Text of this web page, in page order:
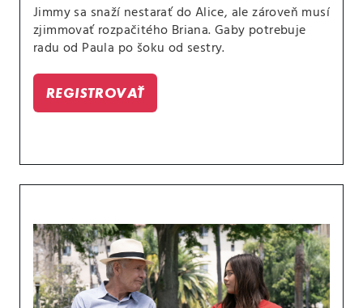
Jimmy sa snaží nestarať do Alice, ale zároveň musí
zjimmovať rozpačitého Briana. Gaby potrebuje
radu od Paula po šoku od sestry.
REGISTROVAŤ